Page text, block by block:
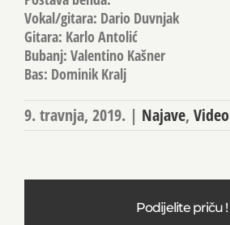
Vokal/gitara: Dario Duvnjak
Gitara: Karlo Antolić
Bubanj: Valentino Kašner
Bas: Dominik Kralj
9. travnja, 2019. | Najave, Video
Podijelite priču !